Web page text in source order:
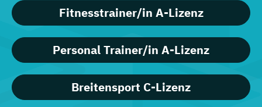
Fitnesstrainer/in A-Lizenz
Personal Trainer/in A-Lizenz
Breitensport C-Lizenz